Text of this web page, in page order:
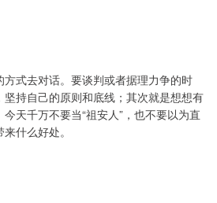
式去对话。要谈判或者据理力争的时
持自己的原则和底线；其次就是想想有
天千万不要当“祖安人”，也不要以为直
什么好处。